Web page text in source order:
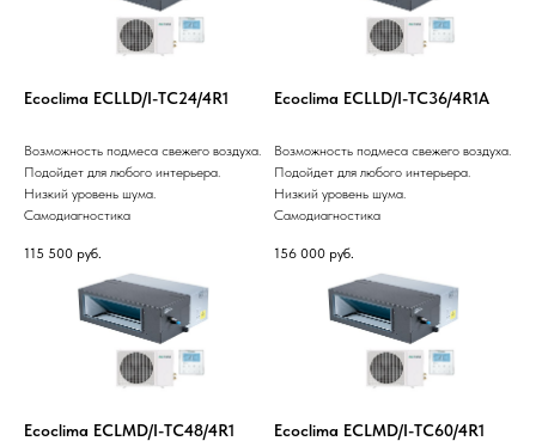
Ecoclima ECLLD/I-TC24/4R1
Возможность подмеса свежего воздуха.
Подойдет для любого интерьера.
Низкий уровень шума.
Самодиагностика
115 500 руб.
Ecoclima ECLLD/I-TC36/4R1A
Возможность подмеса свежего воздуха.
Подойдет для любого интерьера.
Низкий уровень шума.
Самодиагностика
156 000 руб.
Ecoclima ECLMD/I-TC48/4R1 Ecoclima ECLMD/I-TC60/4R1